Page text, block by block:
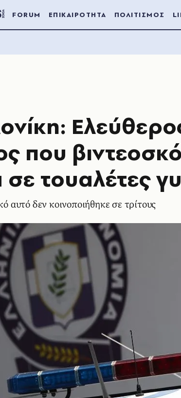
FORUM ΕΠΙΚΑΙΡΟΤΗΤΑ ΠΟΛΙΤΙΣΜΟΣ
που
σε τουαλέτες
αυτό δεν κοινοποιήθηκε σε τρίτους